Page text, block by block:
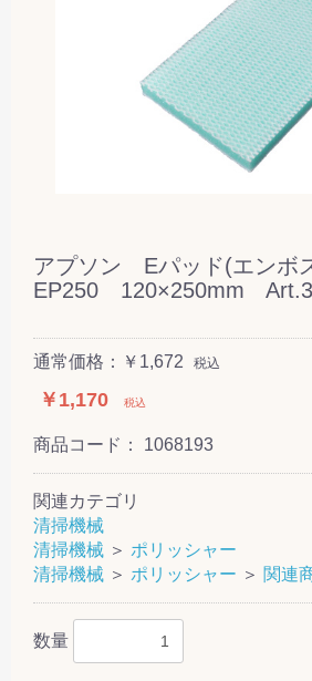
アプソン Eパッド(エンボ
EP250 120×250mm
通常価格：￥1,672 税込
￥1,170 税込
商品コード： 1068193
関連カテゴリ
清掃機械
清掃機械 ＞ ポリッシャー
清掃機械 ＞ ポリッシャー ＞ 関連
数量